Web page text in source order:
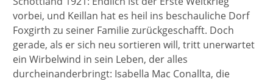
vorbei, und Keillan hat es heil ins beschauliche Dorf
Foxgirth zu seiner Familie zurückgeschafft. Doch
gerade, als er sich neu sortieren will, tritt unerwartet
ein Wirbelwind in sein Leben, der alles
durcheinanderbringt: Isabella Mac Conallta, die